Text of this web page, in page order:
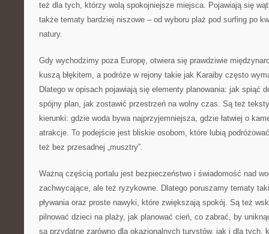
też dla tych, którzy wolą spokojniejsze miejsca. Pojawiają się
także tematy bardziej niszowe – od wyboru plaż pod surfing po
natury.
Gdy wychodzimy poza Europę, otwiera się prawdziwie
kuszą błękitem, a podróże w rejony takie jak Karaiby często
Dlatego w opisach pojawiają się elementy planowania: jak spiąć
spójny plan, jak zostawić przestrzeń na wolny czas. Są też
kierunki: gdzie woda bywa najprzyjemniejsza, gdzie łatwiej o
atrakcje. To podejście jest bliskie osobom, które lubią
też bez przesadnej „musztry”.
Ważną częścią portalu jest bezpieczeństwo i świadomość nad
zachwycające, ale też ryzykowne. Dlatego poruszamy tematy
pływania oraz proste nawyki, które zwiększają spokój. Są też
pilnować dzieci na plaży, jak planować cień, co zabrać, by
są przydatne zarówno dla okazjonalnych turystów, jak i dla tych,